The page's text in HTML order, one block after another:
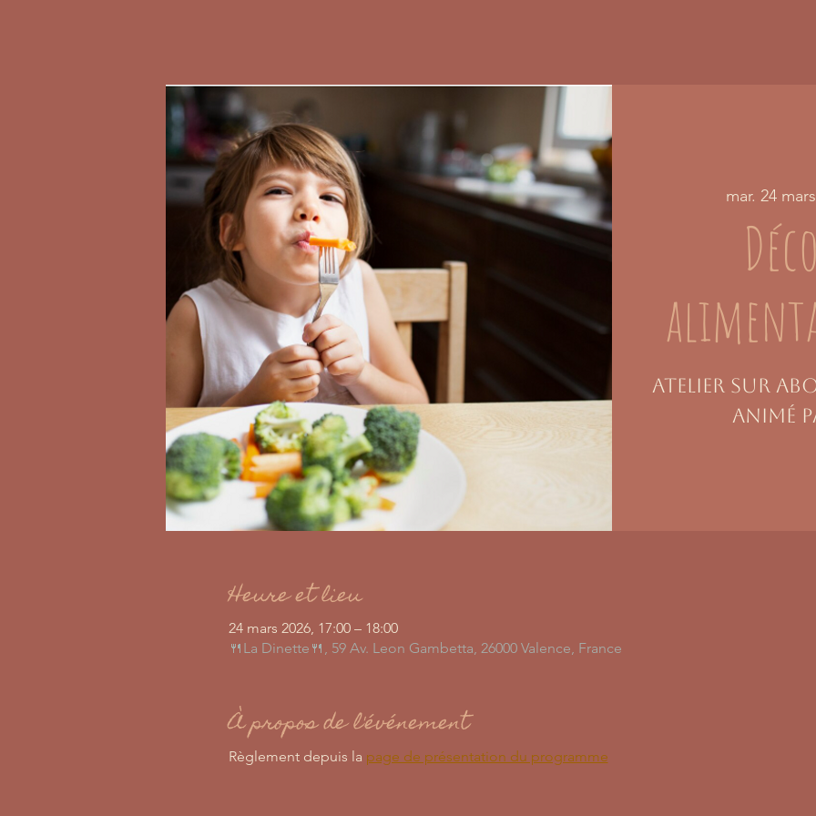
mar. 24 mars
Atelier sur
animé
Heure et lieu
24 mars 2026, 17:00 – 18:00
🍴La Dinette🍴, 59 Av. Leon Gambetta, 26000 Valence, France
À propos de l'événement
Règlement depuis la page de présentation du programme